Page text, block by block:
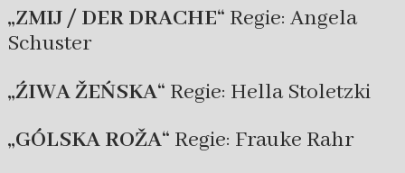
„ZMIJ / DER DRACHE“ Regie: Angela
Schuster
„ŹIWA ŽEŃSKA“ Regie: Hella Stoletzki
„GÓLSKA ROŽA“ Regie: Frauke Rahr